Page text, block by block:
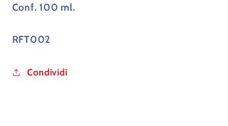
Conf. 100 ml.
RFT002
Condividi